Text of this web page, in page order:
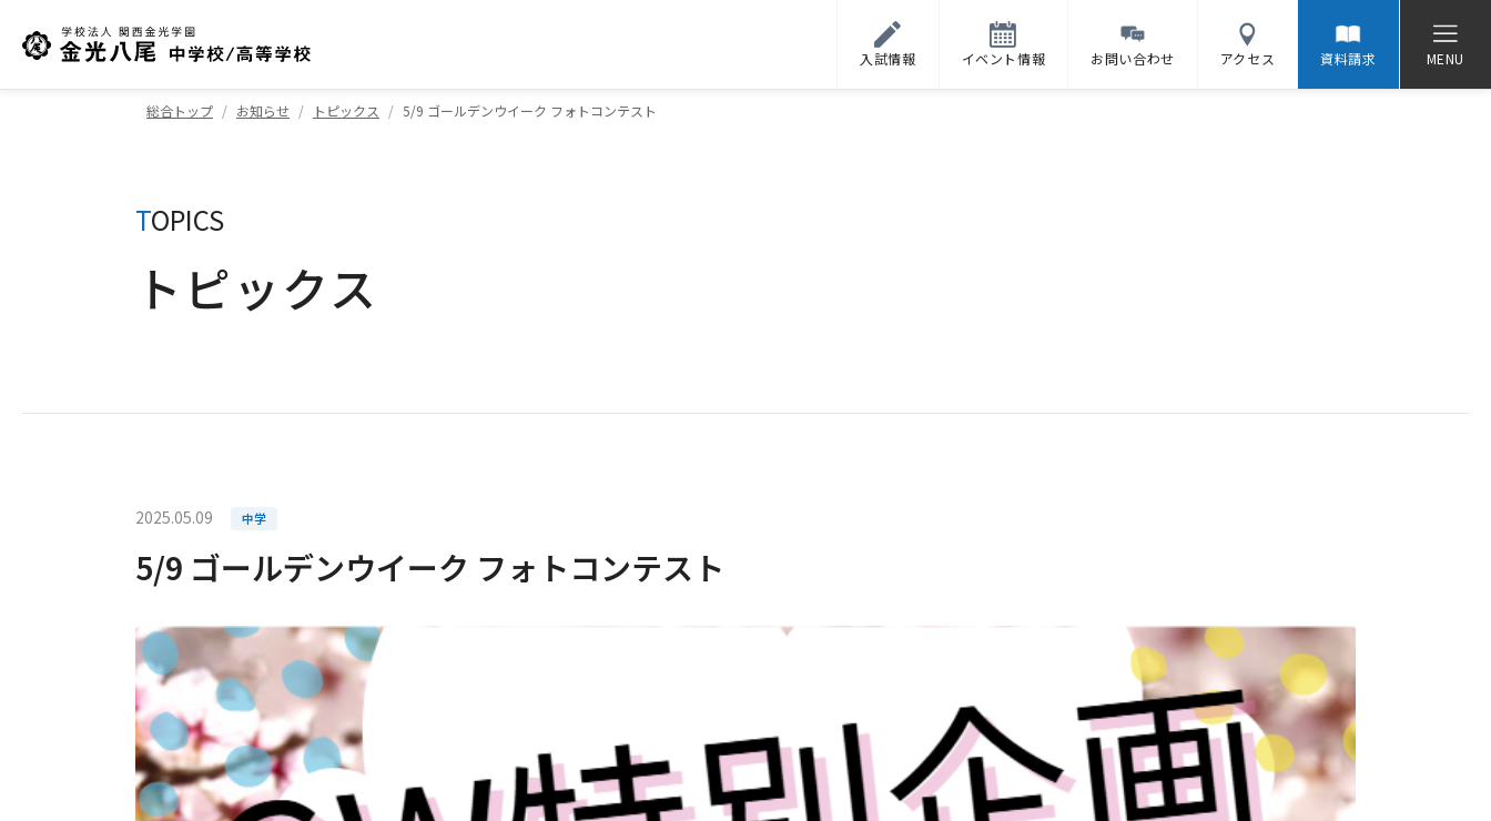
入試情報 イベント情報 お問い合わせ アクセス 資料請求 MENU
総合トップ お知らせ トピックス 5/9 ゴールデンウイーク フォトコンテスト
TOPICS
トピックス
2025.05.09 中学
5/9 ゴールデンウイーク フォトコンテスト